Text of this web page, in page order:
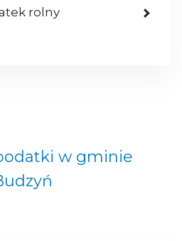
rolny
w gminie